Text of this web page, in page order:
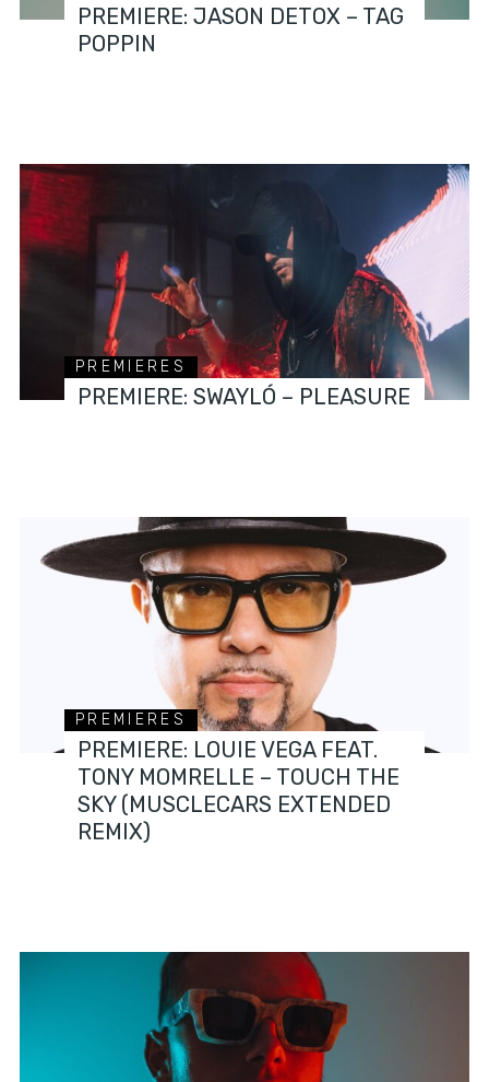
PREMIERE: JASON DETOX – TAG
POPPIN
PREMIERES
PREMIERE: SWAYLÓ – PLEASURE
PREMIERES
PREMIERE: LOUIE VEGA FEAT.
TONY MOMRELLE – TOUCH THE
SKY (MUSCLECARS EXTENDED
REMIX)